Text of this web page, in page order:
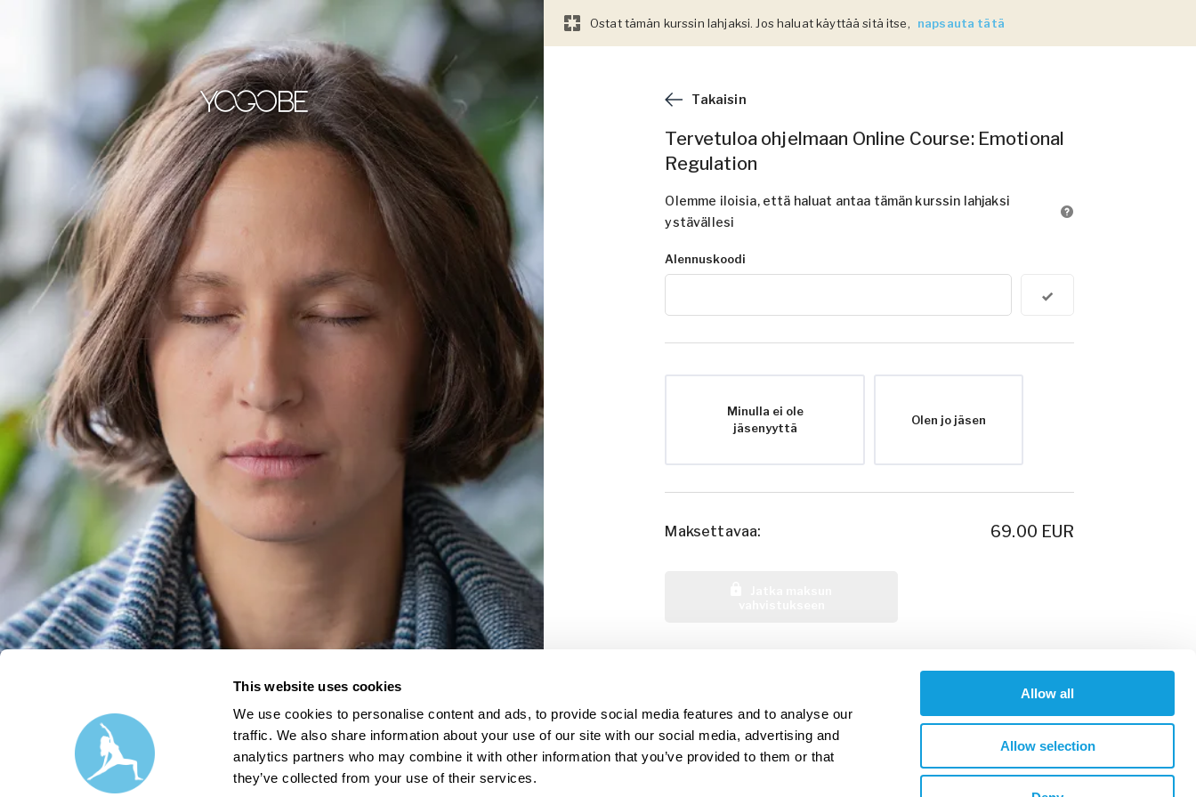
This website uses cookies
We use cookies to personalise content and ads, to provide social media features and to analyse our
traffic. We also share information about your use of our site with our social media, advertising and
analytics partners who may combine it with other information that you’ve provided to them or that
they’ve collected from your use of their services.
Allow all
Allow selection
Ostat tämän kurssin lahjaksi. Jos haluat käyttää sitä itse, napsauta tätä
Takaisin
Tervetuloa ohjelmaan Online Course: Emotional
Regulation
Olemme iloisia, että haluat antaa tämän kurssin lahjaksi
ystävällesi
Alennuskoodi
Minulla ei ole
jäsenyyttä
Olen jo jäsen
Maksettavaa: 69.00 EUR